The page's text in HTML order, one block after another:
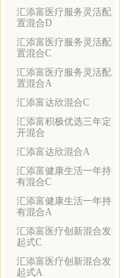
汇添富医疗服务灵活配
置混合D
汇添富医疗服务灵活配
置混合C
汇添富医疗服务灵活配
置混合A
汇添富达欣混合C
汇添富积极优选三年定
开混合
汇添富达欣混合A
汇添富健康生活一年持
有混合C
汇添富健康生活一年持
有混合A
汇添富医疗创新混合发
起式C
汇添富医疗创新混合发
起式A